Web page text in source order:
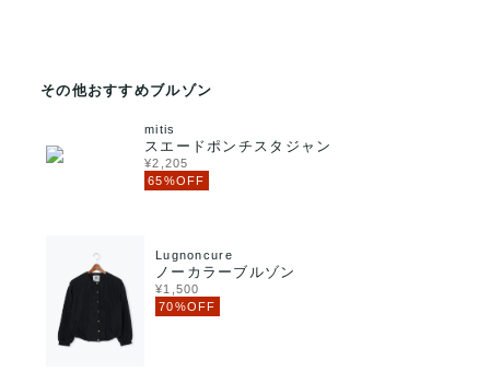
その他おすすめブルゾン
mitis
スエードポンチスタジャン
¥2,205
65%OFF
Lugnoncure
ノーカラーブルゾン
¥1,500
70%OFF